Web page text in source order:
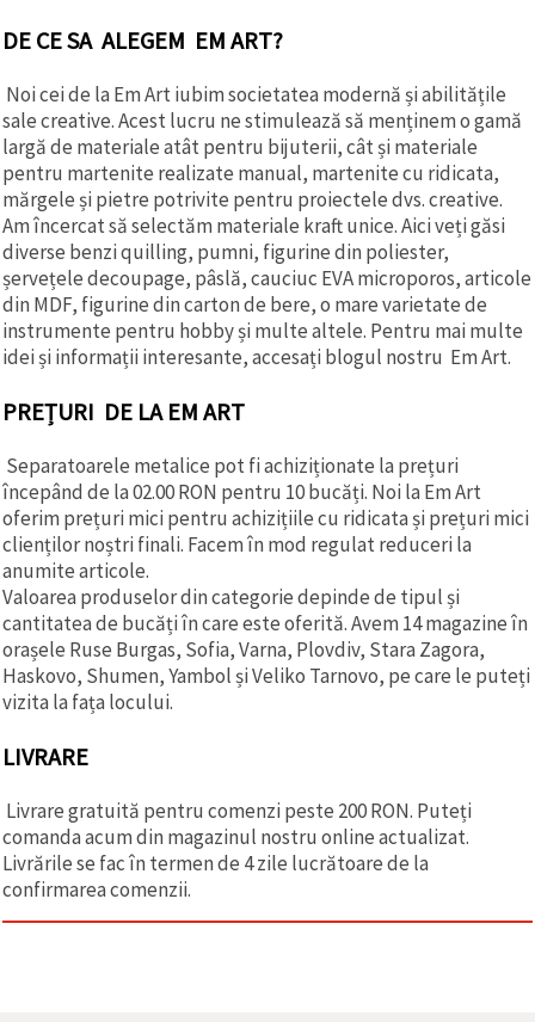
DE CE SA ALEGEM EM ART?
Noi cei de la Em Art iubim societatea modernă și abilitățile
sale creative. Acest lucru ne stimulează să menținem o gamă
largă de materiale atât pentru bijuterii, cât și materiale
pentru martenite realizate manual, martenite cu ridicata,
mărgele și pietre potrivite pentru proiectele dvs. creative.
Am încercat să selectăm materiale kraft unice. Aici veți găsi
diverse benzi quilling, pumni, figurine din poliester,
șervețele decoupage, pâslă, cauciuc EVA microporos, articole
din MDF, figurine din carton de bere, o mare varietate de
instrumente pentru hobby și multe altele. Pentru mai multe
idei și informații interesante, accesați blogul nostru Em Art.
PREȚURI DE LA EM ART
Separatoarele metalice pot fi achiziționate la prețuri
începând de la 02.00 RON pentru 10 bucăți. Noi la Em Art
oferim prețuri mici pentru achizițiile cu ridicata și prețuri mici
clienților noștri finali. Facem în mod regulat reduceri la
anumite articole.
Valoarea produselor din categorie depinde de tipul și
cantitatea de bucăți în care este oferită. Avem 14 magazine în
orașele Ruse Burgas, Sofia, Varna, Plovdiv, Stara Zagora,
Haskovo, Shumen, Yambol și Veliko Tarnovo, pe care le puteți
vizita la fața locului.
LIVRARE
Livrare gratuită pentru comenzi peste 200 RON. Puteți
comanda acum din magazinul nostru online actualizat.
Livrările se fac în termen de 4 zile lucrătoare de la
confirmarea comenzii.